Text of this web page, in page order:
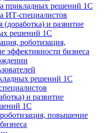
прикладных решений 1С
ИТ-специалистов
(доработка) и развитие
решений 1С
роботизация,
эффективности бизнеса
решений 1С
и развитие
1С
повышение